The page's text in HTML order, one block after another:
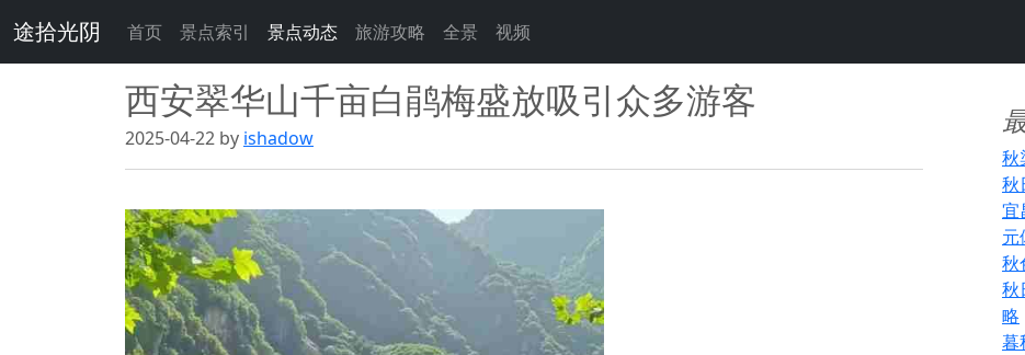
途拾光阴 首页 景点索引 景点动态 旅游攻略 全景 视频
西安翠华山千亩白鹃梅盛放吸引众多游客
2025-04-22 by ishadow
秋
秋
宜
元
秋
秋
略
暮